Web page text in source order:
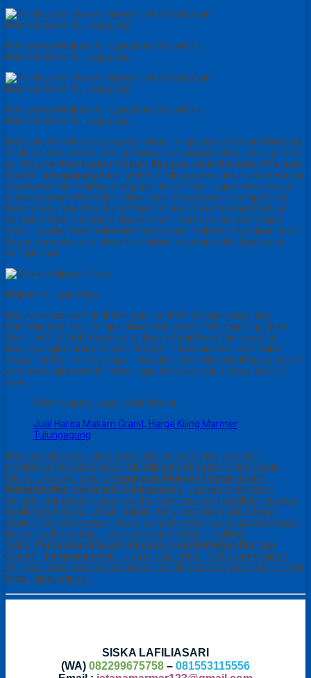
Pembuatan Makam Kijingan Islam Berbahan
Marmer Granit Tulungagung
Pembuatan Makam Kijingan Islam Berbahan
Marmer Granit Tulungagung
Diatas ini Contoh dari yang di produksi langsung dari kami di Bintang
Antik Sejahtera. Untuk harga sangat terjangkau sekali, untuk proses
pembuatan Pembuatan Makam Kijingan Islam Berbahan Marmer
Granit Tulungagung kurang lebih 2 minggu atau untuk ukuran besar
atau kerumitan makam bisa juga 1 bulan. Kami juga memproduksi
makam yang terbuat dari bahan batu onyx, kemarin sempat viral
karena batu onyx kita tau tembus cahaya. Makam yang kita buat
dengan bahan onyx ini terdapat serat – serat yang super bagus
sekali, apa lagi tambahkan lampu didalam makam onyx ini jadi lebih
bagus dan sempat viral waktu makam onyx ini sudah terpasang
dengan rapi.
Makam Kijingan Onyx
Untuk alamat kami di Jl. Kanigoro No.40 A, Campurjanggrang,
Campurdarat, Kec. Campurdarat, Kabupaten Tulungagung, Jawa
Timur 66272, lebih tepatnya di depan Balai Desa Campurdarat.
Untuk pengiriman ke seluruh Wilayah Indonesia,toko kami buka
setiap hari hari senin sampai hari sabtu kita buka pukul 8 pagi tutup 4
sore,sedangkan untuk hari minggu kita buka pukul 8 pagi tutup 3
sore.
Yukk Kunjungi Juga Koleksi Kami
Jual Harga Makam Granit, Harga Kijing Marmer
Tulungagung
Untuk pembuatan nama almarhum serta tanggal lahir dan
meninggal kita tatah jadi untuk tulisannya kita jamin tidak akan
hilang. Untuk kaligrafi di Pembuatan Makam Kijingan Islam
Berbahan Marmer Granit Tulungagung juga sama kita tatah
dengan rapi, untuk prosesnya kita membutuhkan ketelitian supaya
hasilnya maksimal. Untuk makam yang ready juga ada dengan
ukuran 160 x 60 dengan model yang berbeda bisa langsung datang
langsung di toko kami untuk sekedar melihat – melihat.
Selain Pembuatan Makam Kijingan Islam Berbahan Marmer
Granit Tulungagung kami juga memproduksi berbagai kerajinan
dari batu alam yang super cantik – cantik biasanya untuk oleh – oleh
khas Tulungagung.
SISKA LAFILIASARI
(WA) 082299675758 – 081553115556